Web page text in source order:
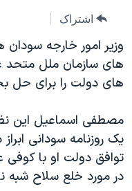
اصلی
جهش
به
جستجو
گزیده‌ها
ویژه برنامه‌ها
فرهنگ و زندگی
حقوق شهروندی
اقتصادی
صفحه‌های ویژه
عملیات خشم حماسی
۲۵۰سالگی آمریکا
مستندها
انتخابات ریاست جمهوری
حمله جمهوری اسلامی به
پخش رادیویی
دنبال کنید
اشتراک
وزير امور خارجه
های سازمان ملل متحد
های دولت را برای حل
مصطفی اسماعيل اين
يک روزنامه سودانی
توافق دولت او با
در مورد خلع سلاح شبه